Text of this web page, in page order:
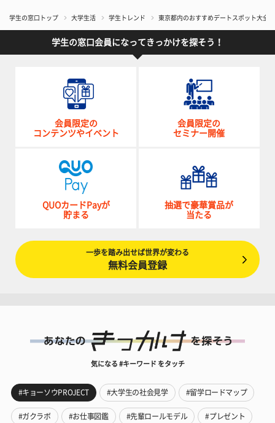
学生の窓口トップ 大学生活 学生トレンド 東京都内のおすすめデートスポット大全
学生の窓口会員になってきっかけを探そう！
会員限定の
コンテンツやイベント
会員限定の
セミナー開催
QUOカードPayが
貯まる
抽選で豪華賞品が
当たる
一歩を踏み出せば世界が変わる
無料会員登録
気になる #キーワード をタッチ
#キョーソウPROJECT #大学生の社会見学 #留学ロードマップ
#ガクラボ #お仕事図鑑 #先輩ロールモデル #プレゼント